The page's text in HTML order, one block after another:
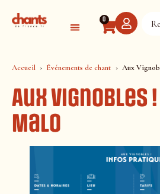
0
Accueil Événements de chant Aux
Aux Vignobles
Malo